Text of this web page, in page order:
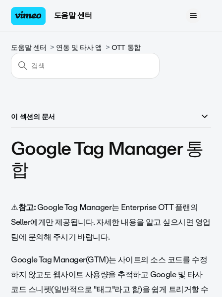
도움말 센터
도움말 센터 연동 및 타사 앱 OTT 통합
이 섹션의 문서
Google Tag Manager 통
합
⚠️참고:Google Tag Manager는 Enterprise OTT 플랜의
Seller에게만 제공됩니다. 자세한 내용을 알고 싶으시면 영업
팀에 문의해 주시기 바랍니다.
Google Tag Manager(GTM)는 사이트의 소스 코드를 수정
하지 않고도 웹사이트 사용량을 추적하고 Google 및 타사
코드 스니펫(일반적으로 "태그"라고 함)을 쉽게 트리거할 수